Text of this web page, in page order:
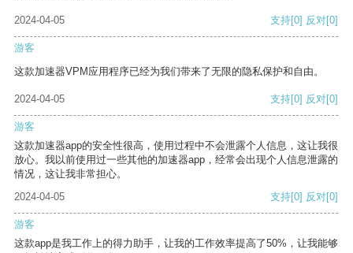
2024-04-05 支持[0] 反对[0]
游客
这款加速器VPM应用程序已经为我们带来了无限的隐私保护和自由。
2024-04-05 支持[0] 反对[0]
游客
这款加速器app的安全性很高，使用过程中不会泄露个人信息，这让我很
放心。我以前使用过一些其他的加速器app，经常会出现个人信息泄露的
情况，这让我非常担心。
2024-04-05
支持[0] 反对[0]
游客
这款app是我工作上的得力助手，让我的工作效率提高了50%，让我能够